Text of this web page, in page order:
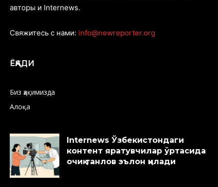
авторы и Internews.
Свяжитесь с нами: info@newreporter.org
ЁҚАДИ
Биз ҳақимизда
Алоқа
Internews Ўзбекистондаги
контент яратувчилар ўртасида
очиқ танлов эълон қилади